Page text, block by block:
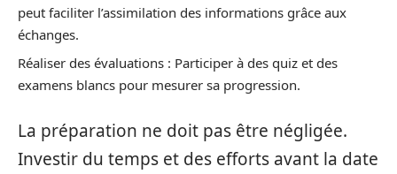
peut faciliter l’assimilation des informations grâce aux
échanges.
Réaliser des évaluations : Participer à des quiz et des
examens blancs pour mesurer sa progression.
La préparation ne doit pas être négligée.
Investir du temps et des efforts avant la date